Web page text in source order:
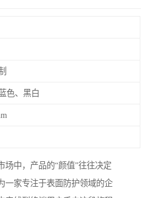
色、黑白
场中，产品的“颜值”往往决定
一家专注于表面防护领域的企